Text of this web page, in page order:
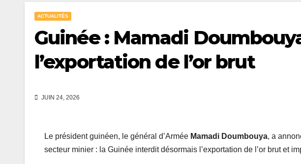
ACTUALITÉS
Guinée : Mamadi
l’exportation de l’or brut
JUIN 24, 2026
Le président guinéen, le général d’Armée Mamadi Doumbouya, a
secteur minier : la Guinée interdit désormais l’exportation de l’or brut et